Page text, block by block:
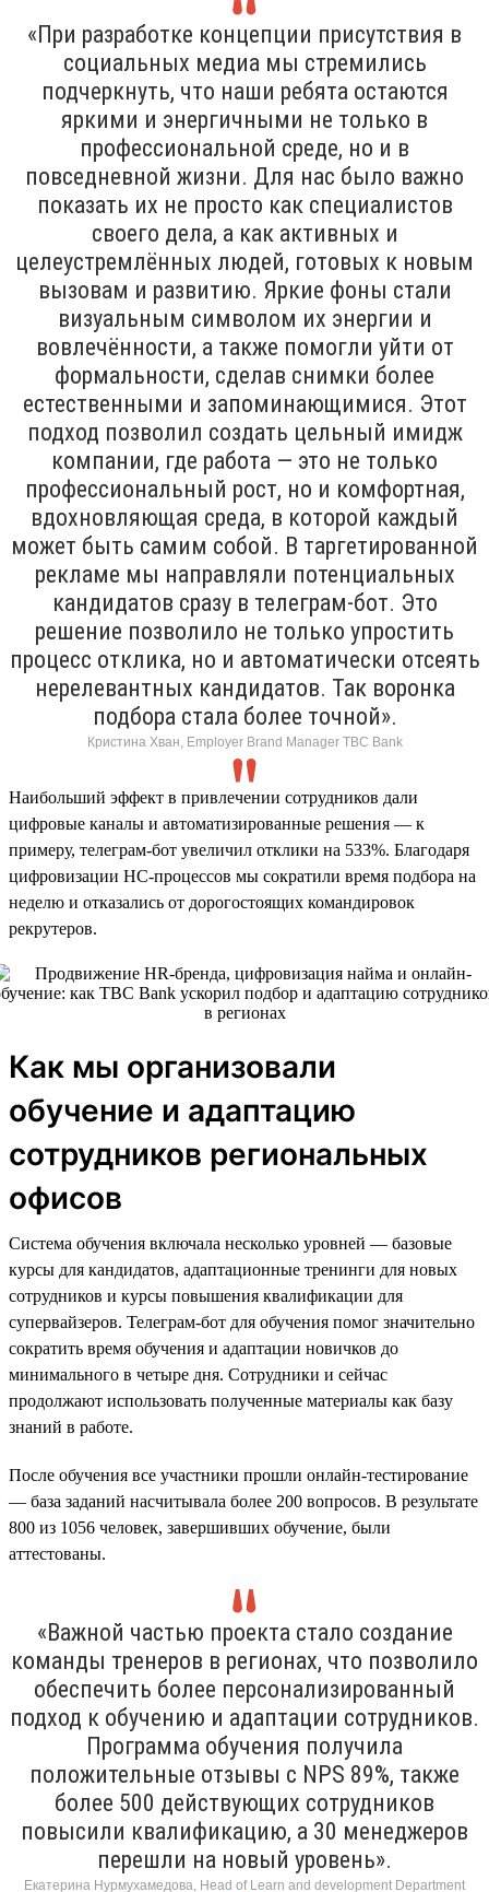
«При разработке концепции присутствия в
социальных медиа мы стремились
подчеркнуть, что наши ребята остаются
яркими и энергичными не только в
профессиональной среде, но и в
повседневной жизни. Для нас было важно
показать их не просто как специалистов
своего дела, а как активных и
целеустремлённых людей, готовых к новым
вызовам и развитию. Яркие фоны стали
визуальным символом их энергии и
вовлечённости, а также помогли уйти от
формальности, сделав снимки более
естественными и запоминающимися. Этот
подход позволил создать цельный имидж
компании, где работа — это не только
профессиональный рост, но и комфортная,
вдохновляющая среда, в которой каждый
может быть самим собой. В таргетированной
рекламе мы направляли потенциальных
кандидатов сразу в телеграм-бот. Это
решение позволило не только упростить
процесс отклика, но и автоматически отсеять
нерелевантных кандидатов. Так воронка
подбора стала более точной».
Кристина Хван, Employer Brand Manager TBC Bank
Наибольший эффект в привлечении сотрудников дали
цифровые каналы и автоматизированные решения — к
примеру, телеграм-бот увеличил отклики на 533%. Благодаря
цифровизации HC-процессов мы сократили время подбора на
неделю и отказались от дорогостоящих командировок
рекрутеров.
Как мы организовали
обучение и адаптацию
сотрудников региональных
офисов
Система обучения включала несколько уровней — базовые
курсы для кандидатов, адаптационные тренинги для новых
сотрудников и курсы повышения квалификации для
супервайзеров. Телеграм-бот для обучения помог значительно
сократить время обучения и адаптации новичков до
минимального в четыре дня. Сотрудники и сейчас
продолжают использовать полученные материалы как базу
знаний в работе.
После обучения все участники прошли онлайн-тестирование
— база заданий насчитывала более 200 вопросов. В результате
800 из 1056 человек, завершивших обучение, были
аттестованы.
«Важной частью проекта стало создание
команды тренеров в регионах, что позволило
обеспечить более персонализированный
подход к обучению и адаптации сотрудников.
Программа обучения получила
положительные отзывы с NPS 89%, также
более 500 действующих сотрудников
повысили квалификацию, а 30 менеджеров
перешли на новый уровень».
Екатерина Нурмухамедова, Head of Learn and development Department